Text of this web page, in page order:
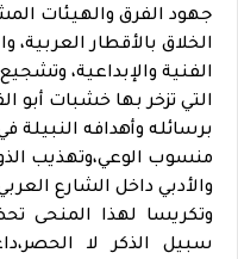
جهود الفرق والهيئات
الخلاق بالأقطار
الفنية والإبداعية،
التي تزخر بها خشبات أبو
برسائله وأهدافه النبيلة
منسوب الوعي،وتهذيب
والأدبي داخل الشارع
وتكريسا لهذا المنحى
سبيل الذكر لا